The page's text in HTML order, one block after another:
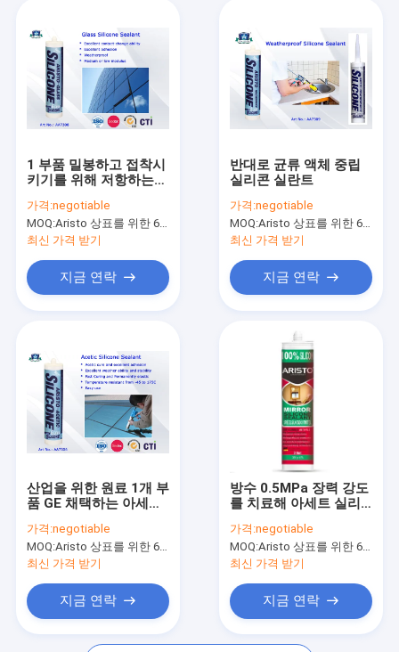
제품
우리 에 관한 것
공장 투어
직물 분무 도장
1 부품 밀봉하고 접착시
키기를 위해 저항하는
란트 날씨
가격:negotiable
MOQ:Aristo 상표를 위한 6000pcs, 고객 상표를 위한 15000pcs
최신 가격 받기
지금 연락
반대로 균류 액체 중립
실리콘 실란트
가격:negotiable
MOQ:Aristo 상표를 위한 6000pcs, 고객 상표를 위한 15000pcs
최신 가격 받기
지금 연락
산업을 위한 원료 1개 부
품 GE 채택하는 아세트
가격:negotiable
MOQ:Aristo 상표를 위한 6000pcs, 고객 상표를 위한 15000pcs
최신 가격 받기
지금 연락
방수 0.5MPa 장력 강도
를 치료해 아세트 실리
추십시오
가격:negotiable
MOQ:Aristo 상표를 위한 6000pcs, 고객 상표를 위한 15000pcs
최신 가격 받기
지금 연락